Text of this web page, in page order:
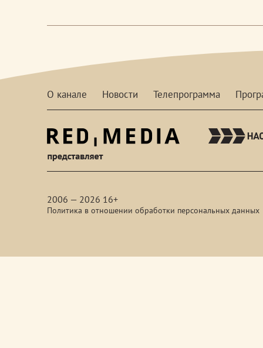
О канале Новости Телепрограмма
2006 — 2026 16+
Политика в отношении обработки персональных данных